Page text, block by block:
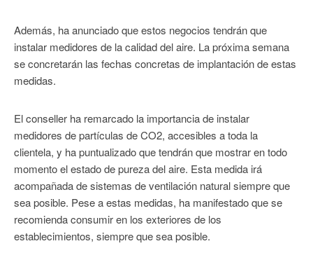
Además, ha anunciado que estos negocios tendrán que
instalar medidores de la calidad del aire. La próxima semana
se concretarán las fechas concretas de implantación de estas
medidas.
El conseller ha remarcado la importancia de instalar
medidores de partículas de CO2, accesibles a toda la
clientela, y ha puntualizado que tendrán que mostrar en todo
momento el estado de pureza del aire. Esta medida irá
acompañada de sistemas de ventilación natural siempre que
sea posible. Pese a estas medidas, ha manifestado que se
recomienda consumir en los exteriores de los
establecimientos, siempre que sea posible.